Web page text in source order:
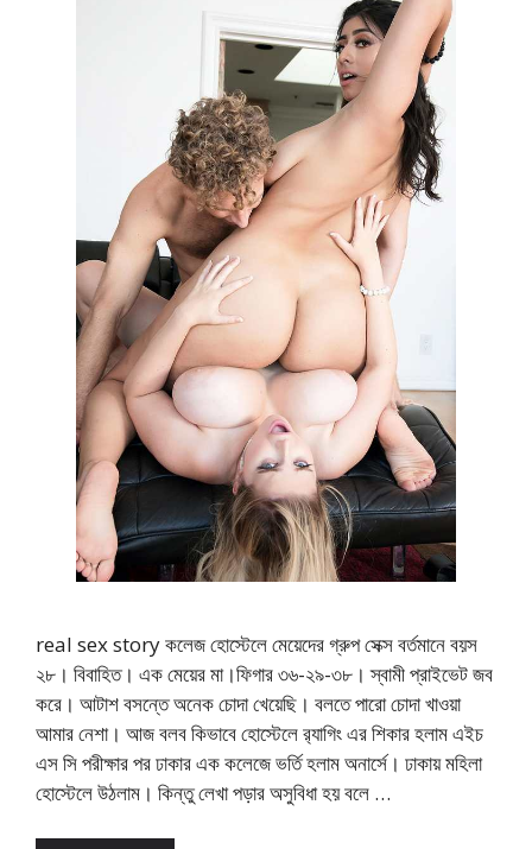
real sex story কলেজ হোস্টেলে মেয়েদের গ্রুপ সেক্স বর্তমানে বয়স
২৮। বিবাহিত। এক মেয়ের মা।ফিগার ৩৬-২৯-৩৮। স্বামী প্রাইভেট জব
করে। আটাশ বসন্তে অনেক চোদা খেয়েছি। বলতে পারো চোদা খাওয়া
আমার নেশা। আজ বলব কিভাবে হোস্টেলে র‍্যাগিং এর শিকার হলাম এইচ
এস সি পরীক্ষার পর ঢাকার এক কলেজে ভর্তি হলাম অনার্সে। ঢাকায় মহিলা
হোস্টেলে উঠলাম। কিন্তু লেখা পড়ার অসুবিধা হয় বলে …